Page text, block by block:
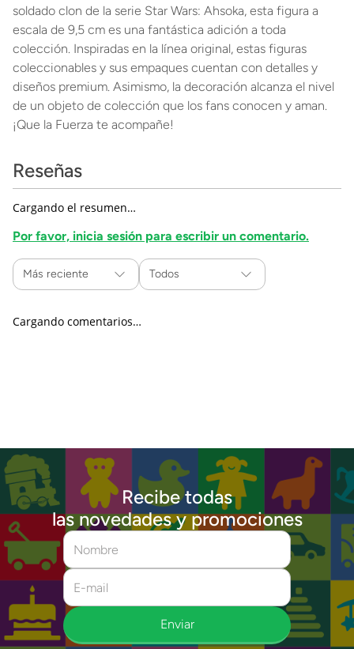
soldado clon de la serie Star Wars: Ahsoka, esta figura a
escala de 9,5 cm es una fantástica adición a toda
colección. Inspiradas en la línea original, estas figuras
coleccionables y sus empaques cuentan con detalles y
diseños premium. Asimismo, la decoración alcanza el nivel
de un objeto de colección que los fans conocen y aman.
¡Que la Fuerza te acompañe!
Reseñas
Cargando el resumen…
Por favor, inicia sesión para escribir un comentario.
Más reciente Todos
Cargando comentarios…
Recibe todas
las novedades y promociones
Enviar